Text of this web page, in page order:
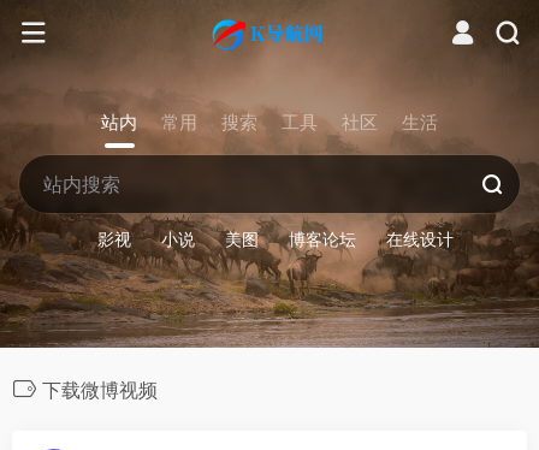
站内 常用 搜索 工具 社区 生活
影视 小说 美图 博客论坛 在线设计
下载微博视频